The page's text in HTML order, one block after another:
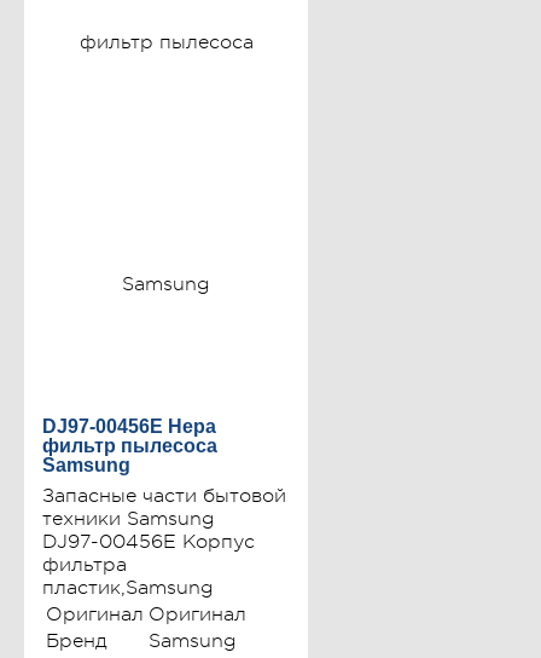
DJ97-00456E Hepa
фильтр пылесоса
Samsung
Запасные части бытовой
техники Samsung
DJ97-00456E Корпус
фильтра
пластик,Samsung
Оригинал Оригинал
Бренд
Samsung